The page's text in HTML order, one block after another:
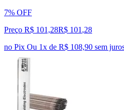
7% OFF
Preço R$ 101,28R$ 101 ,28
no Pix Ou 1x de R$ 108,90 sem